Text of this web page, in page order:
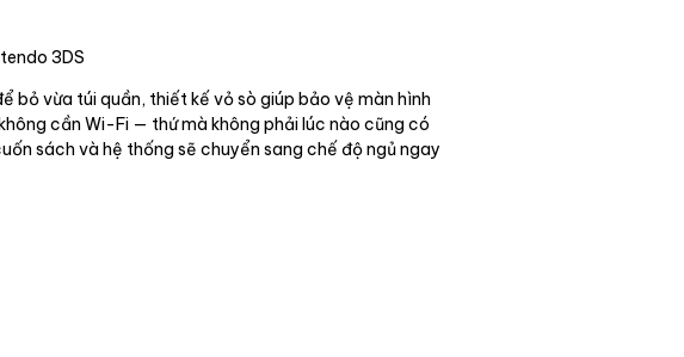
3DS
bỏ vừa túi quần, thiết kế vỏ sò giúp bảo vệ màn hình
cần Wi-Fi — thứ mà không phải lúc nào cũng có
sách và hệ thống sẽ chuyển sang chế độ ngủ ngay